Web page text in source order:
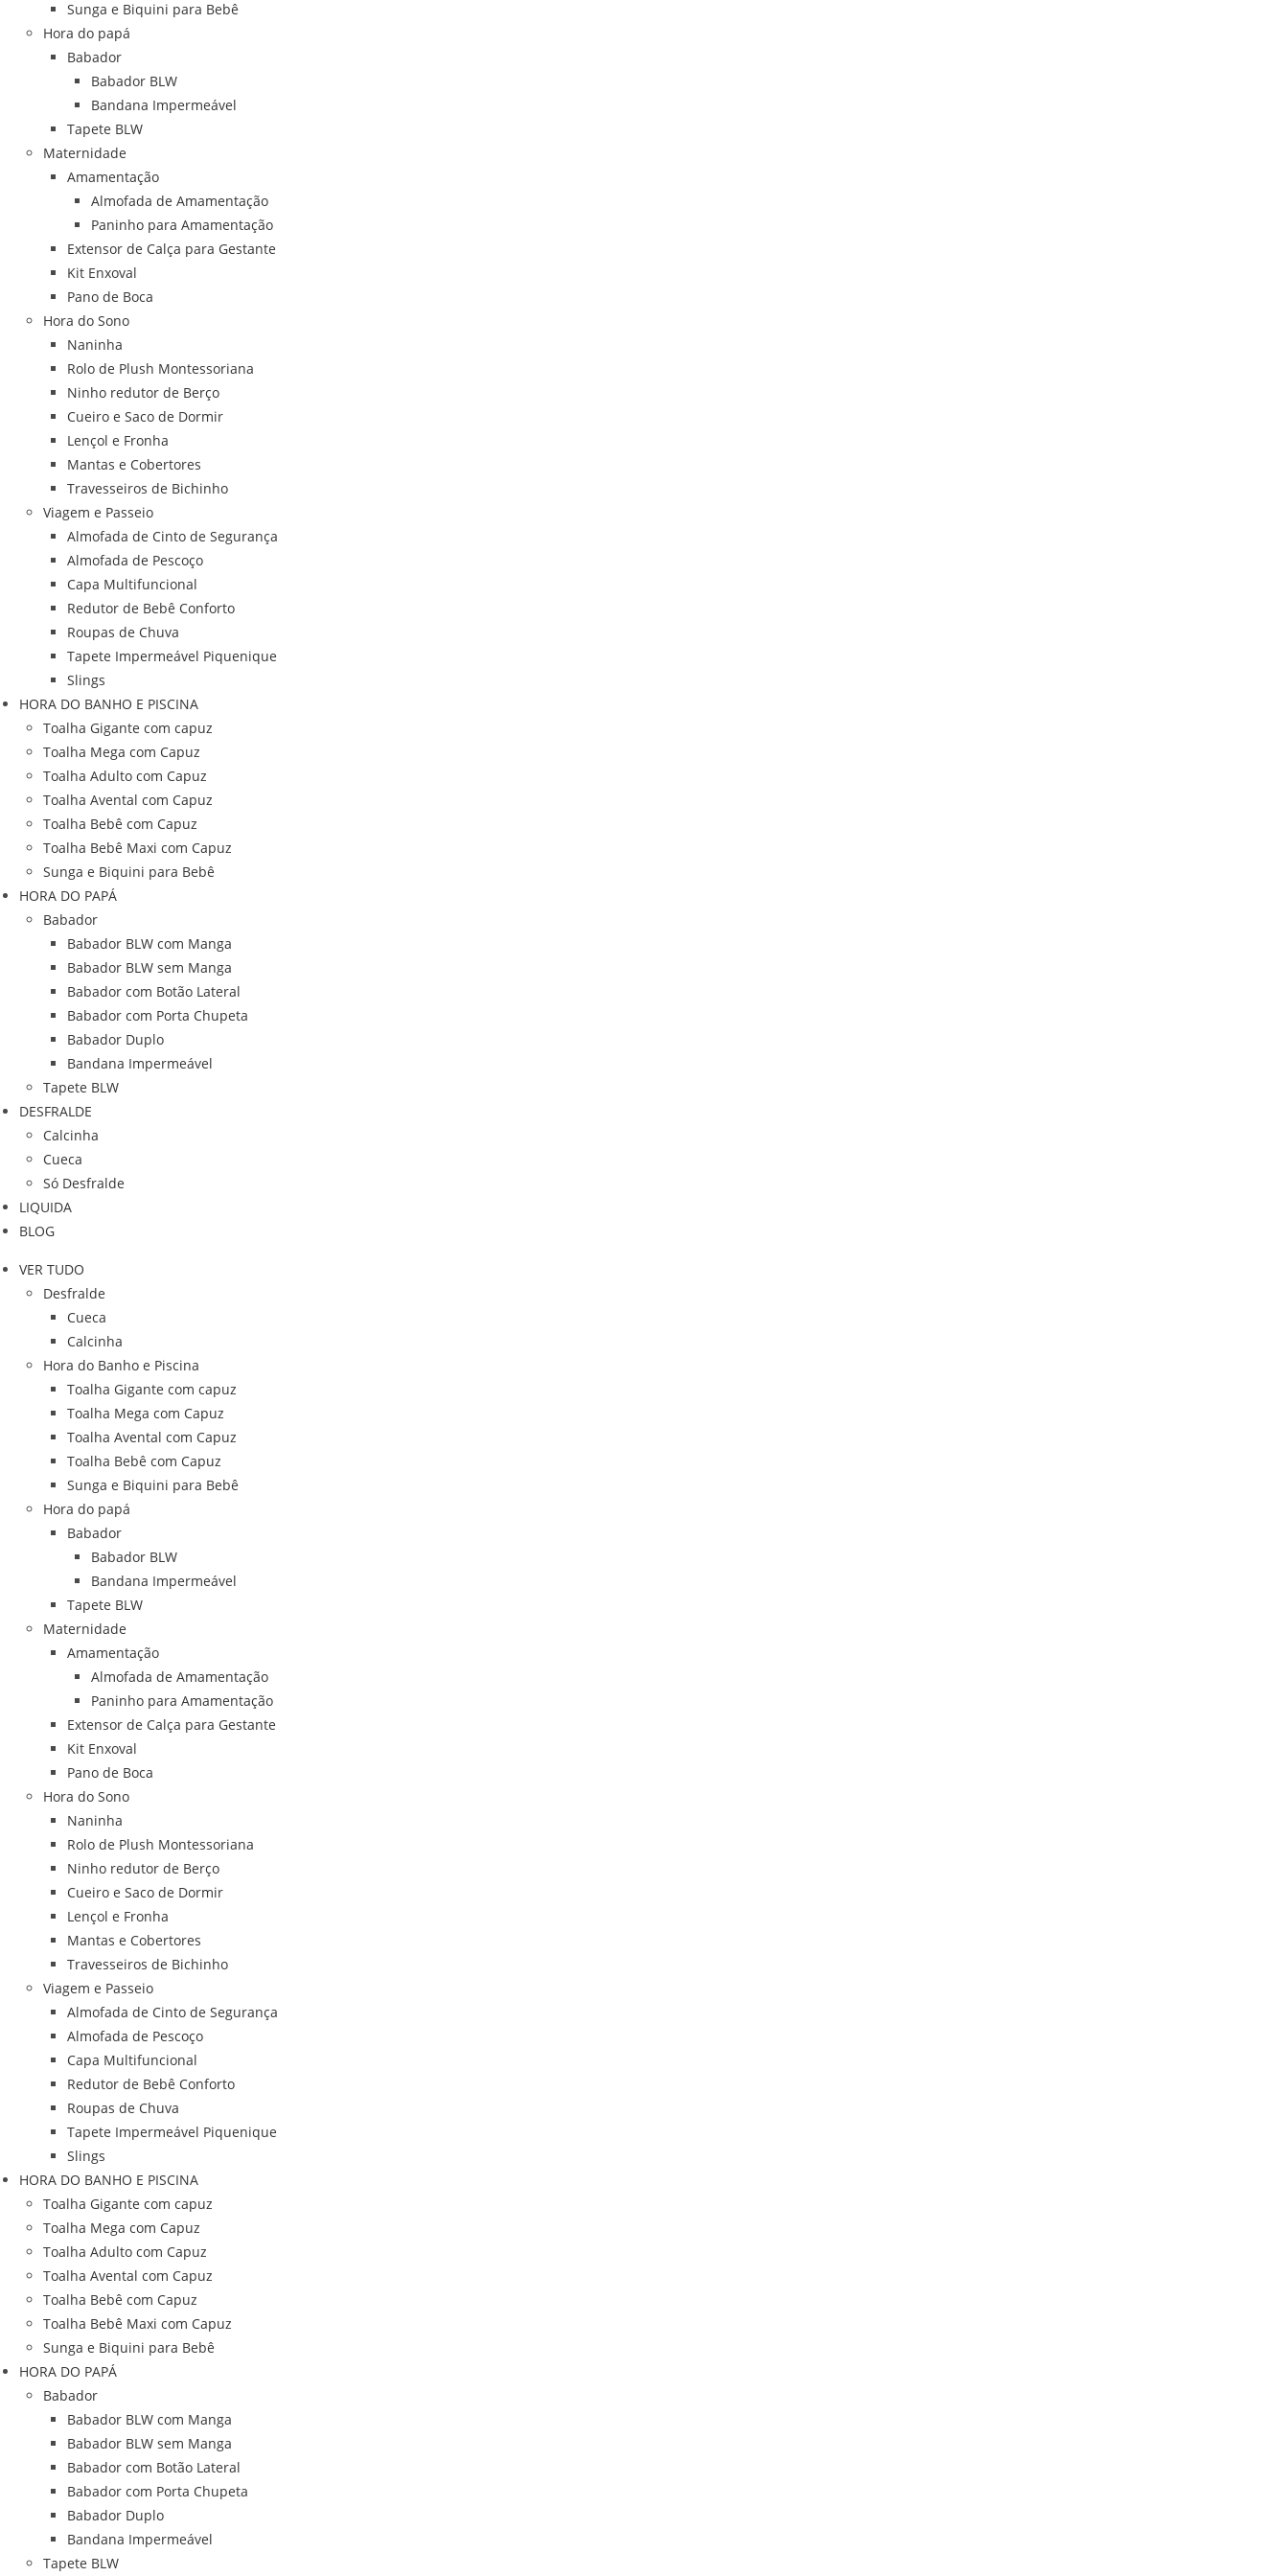
Sunga e Biquini para Bebê
Hora do papá
Babador
Babador BLW
Bandana Impermeável
Tapete BLW
Maternidade
Amamentação
Almofada de Amamentação
Paninho para Amamentação
Extensor de Calça para Gestante
Kit Enxoval
Pano de Boca
Hora do Sono
Naninha
Rolo de Plush Montessoriana
Ninho redutor de Berço
Cueiro e Saco de Dormir
Lençol e Fronha
Mantas e Cobertores
Travesseiros de Bichinho
Viagem e Passeio
Almofada de Cinto de Segurança
Almofada de Pescoço
Capa Multifuncional
Redutor de Bebê Conforto
Roupas de Chuva
Tapete Impermeável Piquenique
Slings
HORA DO BANHO E PISCINA
Toalha Gigante com capuz
Toalha Mega com Capuz
Toalha Adulto com Capuz
Toalha Avental com Capuz
Toalha Bebê com Capuz
Toalha Bebê Maxi com Capuz
Sunga e Biquini para Bebê
HORA DO PAPÁ
Babador
Babador BLW com Manga
Babador BLW sem Manga
Babador com Botão Lateral
Babador com Porta Chupeta
Babador Duplo
Bandana Impermeável
Tapete BLW
DESFRALDE
Calcinha
Cueca
Só Desfralde
LIQUIDA
BLOG
VER TUDO
Desfralde
Cueca
Calcinha
Hora do Banho e Piscina
Toalha Gigante com capuz
Toalha Mega com Capuz
Toalha Avental com Capuz
Toalha Bebê com Capuz
Sunga e Biquini para Bebê
Hora do papá
Babador
Babador BLW
Bandana Impermeável
Tapete BLW
Maternidade
Amamentação
Almofada de Amamentação
Paninho para Amamentação
Extensor de Calça para Gestante
Kit Enxoval
Pano de Boca
Hora do Sono
Naninha
Rolo de Plush Montessoriana
Ninho redutor de Berço
Cueiro e Saco de Dormir
Lençol e Fronha
Mantas e Cobertores
Travesseiros de Bichinho
Viagem e Passeio
Almofada de Cinto de Segurança
Almofada de Pescoço
Capa Multifuncional
Redutor de Bebê Conforto
Roupas de Chuva
Tapete Impermeável Piquenique
Slings
HORA DO BANHO E PISCINA
Toalha Gigante com capuz
Toalha Mega com Capuz
Toalha Adulto com Capuz
Toalha Avental com Capuz
Toalha Bebê com Capuz
Toalha Bebê Maxi com Capuz
Sunga e Biquini para Bebê
HORA DO PAPÁ
Babador
Babador BLW com Manga
Babador BLW sem Manga
Babador com Botão Lateral
Babador com Porta Chupeta
Babador Duplo
Bandana Impermeável
Tapete BLW